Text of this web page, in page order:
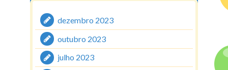
dezembro 2023
outubro 2023
julho 2023